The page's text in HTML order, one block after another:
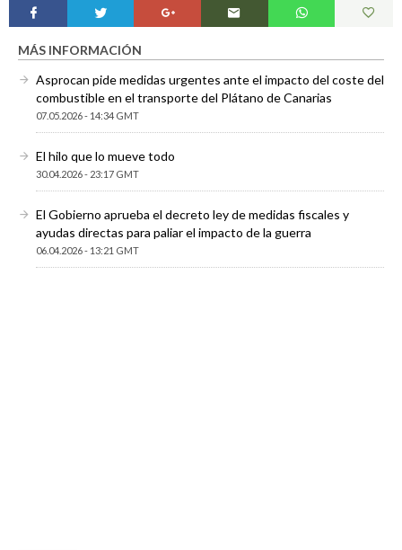
MÁS INFORMACIÓN
Asprocan pide medidas urgentes ante el impacto del coste del
combustible en el transporte del Plátano de Canarias
07.05.2026 - 14:34 GMT
El hilo que lo mueve todo
30.04.2026 - 23:17 GMT
El Gobierno aprueba el decreto ley de medidas fiscales y
ayudas directas para paliar el impacto de la guerra
06.04.2026 - 13:21 GMT